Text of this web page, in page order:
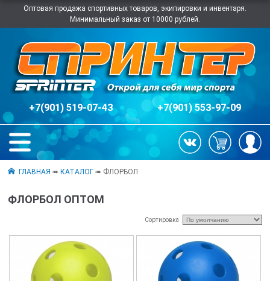
Оптовая продажа спортивных товаров, экипировки и инвентаря.
Минимальный заказ от 10000 рублей.
+7(901) 519-07-43 +7(901) 553-97-09
ГЛАВНАЯ ➠КАТАЛОГ ➠ ФЛОРБОЛ
ФЛОРБОЛ ОПТОМ
Сортировка